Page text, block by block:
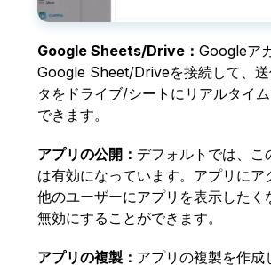
Google Sheets/Drive： Googleア
Google Sheet/Driveを接続して、
タをドライブ/シートにリアルタイ
できます。
アプリの公開： デフォルトでは、こ
は有効になっています。アプリにア
他のユーザーにアプリを表示したく
無効にすることができます。
アプリの複製： アプリの複製を作成